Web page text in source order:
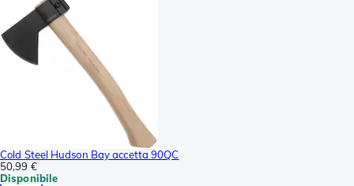
Cold Steel Hudson Bay accetta 90QC
50,99 €
Disponibile